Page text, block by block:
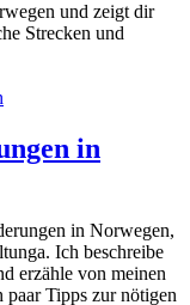
und zeigt dir
Strecken und
in
in Norwegen,
Ich beschreibe
erzähle von meinen
paar Tipps zur nötigen